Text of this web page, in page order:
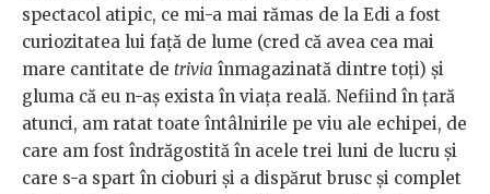
spectacol atipic, ce mi-a mai rămas de la Edi a fost
curiozitatea lui față de lume (cred că avea cea mai
mare cantitate de trivia înmagazinată dintre toți) și
gluma că eu n-aș exista în viața reală. Nefiind în țară
atunci, am ratat toate întâlnirile pe viu ale echipei, de
care am fost îndrăgostită în acele trei luni de lucru și
care s-a spart în cioburi și a dispărut brusc și complet